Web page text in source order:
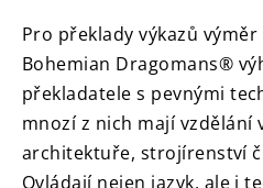
Pro překlady výkazů
Bohemian Dragomans®
překladatele s pevnými
mnozí z nich mají vzdělání
architektuře, strojírenství
Ovládají nejen jazyk, ale i